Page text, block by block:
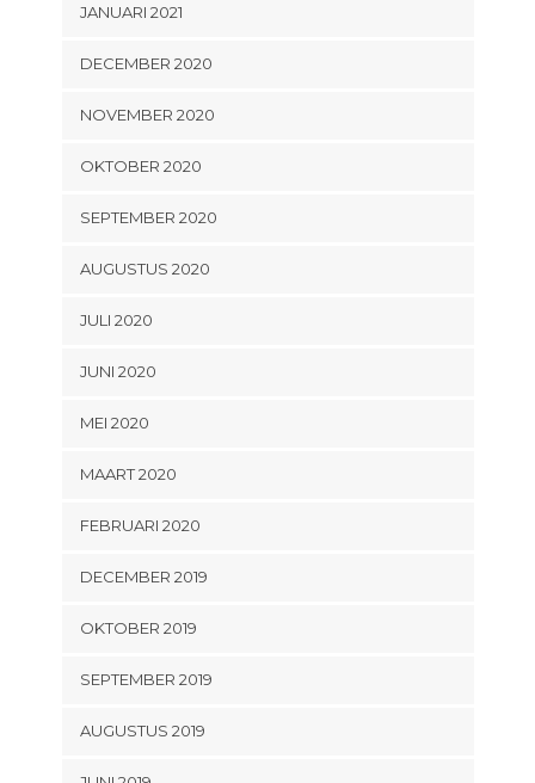
JANUARI 2021
DECEMBER 2020
NOVEMBER 2020
OKTOBER 2020
SEPTEMBER 2020
AUGUSTUS 2020
JULI 2020
JUNI 2020
MEI 2020
MAART 2020
FEBRUARI 2020
DECEMBER 2019
OKTOBER 2019
SEPTEMBER 2019
AUGUSTUS 2019